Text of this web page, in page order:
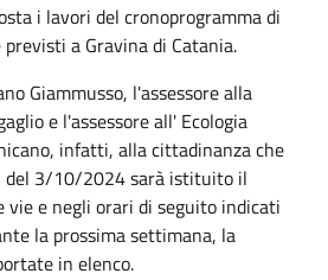
i lavori del cronoprogramma di
a Gravina di Catania.
Giammusso, l'assessore alla
e l'assessore all' Ecologia
infatti, alla cittadinanza che
del 3/10/2024 sarà istituito il
vie e negli orari di seguito indicati
la prossima settimana, la
in elenco.